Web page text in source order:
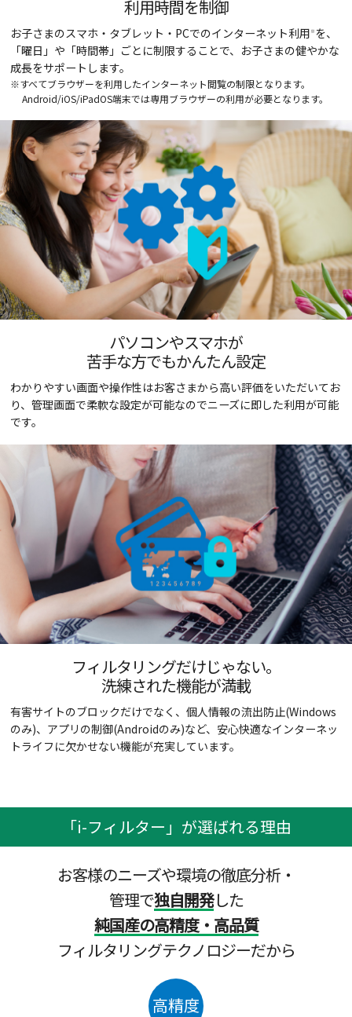
利用時間を制御
お子さまのスマホ・タブレット・PCでのインターネット利用 ※ を、
「曜日」や「時間帯」ごとに制限することで、お子さまの健やかな
成長をサポートします。
※すべてブラウザーを利用したインターネット閲覧の制限となります。
Android/iOS/iPadOS端末では専用ブラウザーの利用が必要となります。
パソコンやスマホが
苦手な方でもかんたん設定
わかりやすい画面や操作性はお客さまから高い評価をいただいてお
り、管理画面で柔軟な設定が可能なのでニーズに即した利用が可能
です。
フィルタリングだけじゃない。
洗練された機能が満載
有害サイトのブロックだけでなく、個人情報の流出防止(Windows
のみ)、アプリの制御(Androidのみ)など、安心快適なインターネッ
トライフに欠かせない機能が充実しています。
「i-フィルター」が選ばれる理由
お客様のニーズや環境の徹底分析・
管理で独自開発した
純国産の高精度・高品質
フィルタリングテクノロジーだから
高精度